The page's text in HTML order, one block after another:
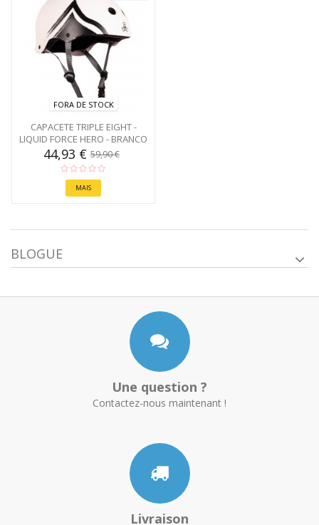
FORA DE STOCK
CAPACETE TRIPLE EIGHT -
LIQUID FORCE HERO - BRANCO
44,93 € 59,90 €
MAIS
BLOGUE
Une question ?
Contactez-nous maintenant !
Livraison